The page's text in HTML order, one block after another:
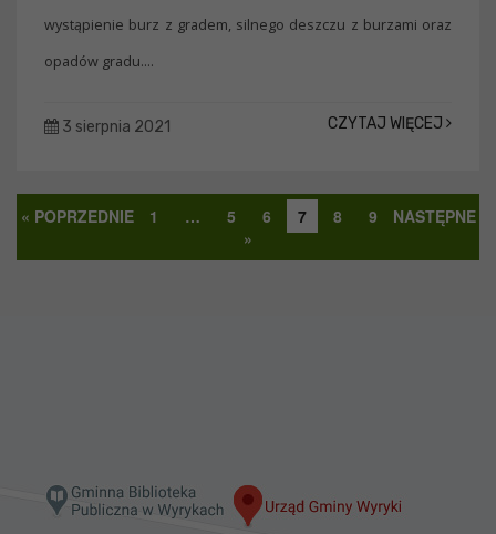
wystąpienie burz z gradem, silnego deszczu z burzami oraz
opadów gradu....
3 sierpnia 2021 CZYTAJ WIĘCEJ
« POPRZEDNIE 1 … 5 6 7 8 9
NASTĘPNE
»